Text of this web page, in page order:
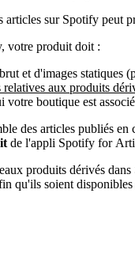
articles sur Spotify peut
votre produit doit :
et d'images statiques
relatives aux produits
votre boutique est
des articles publiés en
de l'appli Spotify for
produits dérivés
qu'ils soient disponibles